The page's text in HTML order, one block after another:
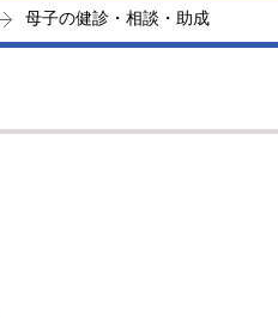
母子の健診・相談・助成